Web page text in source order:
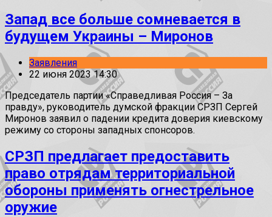
Запад все больше сомневается в
будущем Украины – Миронов
Заявления
22 июня 2023 14:30
Председатель партии «Справедливая Россия – За
правду», руководитель думской фракции СРЗП Сергей
Миронов заявил о падении кредита доверия киевскому
режиму со стороны западных спонсоров.
СРЗП предлагает предоставить
право отрядам территориальной
обороны применять огнестрельное
оружие